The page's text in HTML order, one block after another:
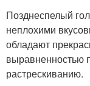
Позднеспелый
неплохими
обладают
выравненностью
растрескиванию.